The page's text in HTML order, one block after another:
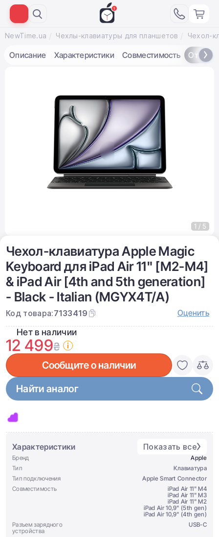
NewTime.ua Чехлы-клавиатуры для планшетов
Описание Характеристики Совместимость Отзывы
Чехол-клавиатура Apple Magic
Keyboard для iPad Air 11" [M2-M4]
& iPad Air [4th and 5th generation]
- Black - Italian (MGYX4T/A)
Код товара:7133419 Оценить
Нет в наличии
12 499₴
Сообщите о наличии
Найти аналог
Характеристики Показать все
Бренд
Apple
Тип
Клавиатура
Тип подключения
Apple Smart Connector
Совместимость
iPad Air 11" M4
iPad Air 11" M3
iPad Air 11" M2
iPad Air 10,9" (5th gen)
iPad Air 10,9" (4th gen)
Разъем зарядного
устройства
USB-C
1 / 5